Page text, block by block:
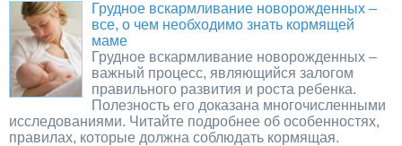
Грудное вскармливание новорожденных –
все, о чем необходимо знать кормящей
маме
Грудное вскармливание новорожденных –
важный процесс, являющийся залогом
правильного развития и роста ребенка.
Полезность его доказана многочисленными
исследованиями. Читайте подробнее об особенностях,
правилах, которые должна соблюдать кормящая.